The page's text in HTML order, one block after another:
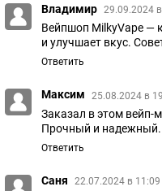
Владимир 29.09.2024
Вейпшоп MilkyVape —
и улучшает вкус.
Ответить
Максим 25.08.2024 в
Заказал в этом вейп-
Прочный и надежный.
Ответить
Саня 22.07.2024 в 11:09